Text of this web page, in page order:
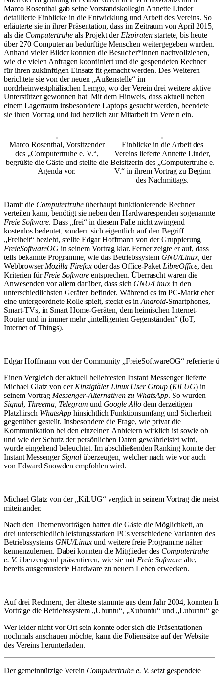
Marco Rosenthal gab seine Vorstandskollegin Annette Linder
detaillierte Einblicke in die Entwicklung und Arbeit des Vereins. So
erläuterte sie in ihrer Präsentation, dass im Zeitraum von April 2015,
als die Computertruhe als Projekt der Elzpiraten startete, bis heute
über 270 Computer an bedürftige Menschen weitergegeben wurden.
Anhand vieler Bilder konnten die Besucher*innen nachvollziehen,
wie die vielen Anfragen koordiniert und die gespendeten Rechner
für ihren zukünftigen Einsatz fit gemacht werden. Des Weiteren
berichtete sie von der neuen „Außenstelle“ im
nordrheinwestphälischen Lemgo, wo der Verein drei weitere aktive
Unterstützer gewonnen hat. Mit dem Hinweis, dass aktuell neben
einem Lagerraum insbesondere Laptops gesucht werden, beendete
sie ihren Vortrag und lud herzlich zur Mitarbeit im Verein ein.
Marco Rosenthal, Vorsitzender
des „Computertruhe e. V.“,
begrüßte die Gäste und stellte die
Agenda vor.
Einblicke in die Arbeit des
Vereins lieferte Annette Linder,
Beisitzerin des „Computertruhe e.
V.“ in ihrem Vortrag zu Beginn
des Nachmittags.
Damit die Computertruhe überhaupt funktionierende Rechner
verteilen kann, benötigt sie neben den Hardwarespenden sogenannte
Freie Software. Dass „frei“ in diesem Falle nicht zwingend
kostenlos bedeutet, sondern sich eigentlich auf den Begriff
„Freiheit“ bezieht, stellte Edgar Hoffmann von der Gruppierung
FreieSoftwareOG in seinem Vortrag klar. Ferner zeigte er auf, dass
teils bekannte Programme, wie das Betriebssystem GNU/Linux, der
Webbrowser Mozilla Firefox oder das Office-Paket LibreOffice, den
Kriterien für Freie Software entsprechen. Überrascht waren die
Anwesenden vor allem darüber, dass sich GNU/Linux in den
unterschiedlichsten Geräten befindet. Während es im PC-Markt eher
eine untergeordnete Rolle spielt, steckt es in Android-Smartphones,
Smart-TVs, in Smart Home-Geräten, dem heimischen Internet-
Router und in immer mehr „intelligenten Gegenständen“ (IoT,
Internet of Things).
Edgar Hoffmann von der Community „FreieSoftwareOG“ referierte
Einen Vergleich der aktuell beliebtesten Instant Messenger lieferte
Michael Glatz von der Kinzigtäler Linux User Group (KiLUG) in
seinem Vortrag Messenger-Alternativen zu WhatsApp. So wurden
Signal, Threema, Telegram und Google Allo dem derzeitigen
Platzhirsch WhatsApp hinsichtlich Funktionsumfang und Sicherheit
gegenüber gestellt. Insbesondere die Frage, wie privat die
Kommunikation bei den einzelnen Anbietern wirklich ist sowie ob
und wie der Schutz der persönlichen Daten gewährleistet wird,
wurde eingehend beleuchtet. Im abschließenden Ranking konnte der
Instant MessengerSignal überzeugen, welcher nach wie vor auch
von Edward Snowden empfohlen wird.
Michael Glatz von der „KiLUG“ verglich in seinem Vortrag die
miteinander.
Nach den Themenvorträgen hatten die Gäste die Möglichkeit, an
drei unterschiedlich leistungsstarken PCs verschiedene Varianten des
Betriebssystems GNU/Linux und weitere freie Programme näher
kennenzulernen. Dabei konnten die Mitglieder des Computertruhe
e. V. überzeugend präsentieren, wie sie mit Freie Software alte,
bereits ausgemusterte Hardware zu neuem Leben erwecken.
Auf drei Rechnern, der älteste stammte aus dem Jahr 2004, konnten
Vorträge die Betriebssystem „Ubuntu“, „Xubuntu“ und „Lubuntu“
Wer leider nicht vor Ort sein konnte oder sich die Präsentationen
nochmals anschauen möchte, kann die Foliensätze auf der Website
des Vereins herunterladen.
Der gemeinnützige Verein Computertruhe e. V. setzt gespendete